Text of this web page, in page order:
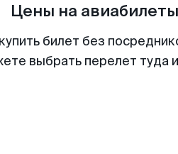
Цены на авиабилеты
билет без
выбрать перелет туда